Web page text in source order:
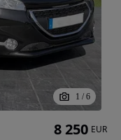
1 / 6
8 250 EUR